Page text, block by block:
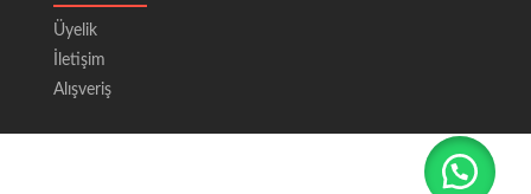
Üyelik
İletişim
Alışveriş